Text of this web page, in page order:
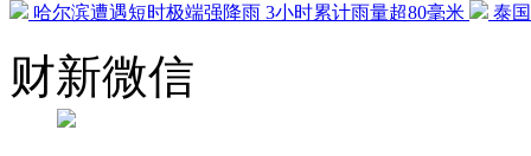
哈尔滨遭遇短时极端强降雨 3小时累计雨量超80毫米
泰
财新微信